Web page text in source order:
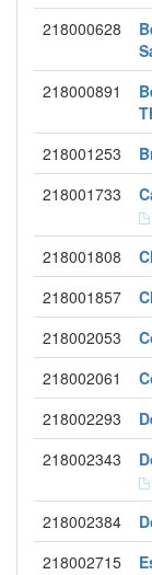
218000628
218000891
218001253
218001733
218001808
218001857
218002053
218002061
218002293
218002343
218002384
218002715